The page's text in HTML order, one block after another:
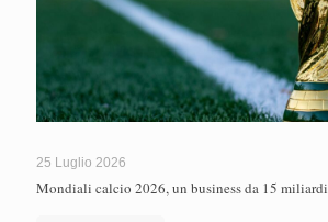
25 Luglio 2026
Mondiali calcio 2026, un business da 15 miliardi